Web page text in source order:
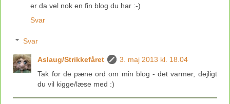
er da vel nok en fin blog du har :-)
Svar
Svar
Aslaug/Strikkefåret
3. maj 2013 kl. 18.04
Tak for de pæne ord om min blog - det varmer, dejligt
du vil kigge/læse med :)